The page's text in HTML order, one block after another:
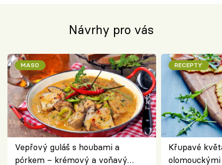
Návrhy pro vás
MASO
Vepřový guláš s houbami a
pórkem – krémový a voňavý
RECEPTY
Křupavé